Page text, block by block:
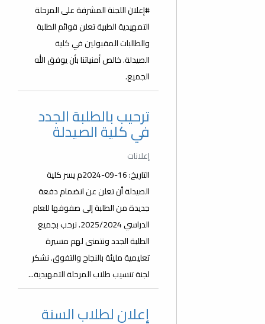
#إعلان اللجنة المشرفة على المرحلة
التمهيدية الطبية تعلن قوائم الطلبة
والطالبات المقبولين في كلية
الصيدلة. خالص أمنياتنا بأن يوفق الله
الجميع.
ترحيب بالطلبة الجدد
في كلية الصيدلة
إعلانات
التاريخ: 16-09-2024م يسر كلية
الصيدلة أن تعلن عن انضمام دفعة
جديدة من الطلبة إلى صفوفها للعام
الدراسي 2025/2024. نرحب بجميع
الطلبة الجدد ونتمنى لهم مسيرة
تعليمية مليئة بالنجاح والتفوق. نشكر
لجنة تنسيب طلاب المرحلة التمهيدية...
إعلان لطلاب السنة